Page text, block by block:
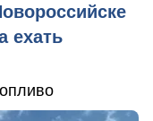
ехать